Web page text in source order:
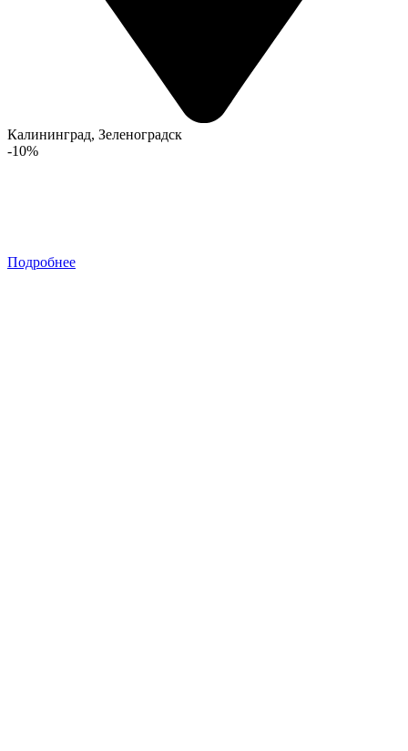
Калининград, Зеленоградск
-10%
Подробнее